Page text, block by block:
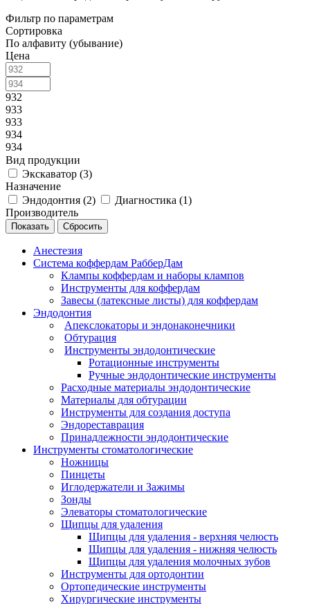
Фильтр по параметрам
Сортировка
По алфавиту (убывание)
Цена
932
933
933
934
934
Вид продукции
Экскаватор (3)
Назначение
Эндодонтия (2) Диагностика (1)
Производитель
Сбросить
Анестезия
Система коффердам РабберДам
Клампы коффердам и наборы клампов
Инструменты для коффердам
Завесы (латексные листы) для коффердам
Эндодонтия
Апекслокаторы и эндонаконечники
Обтурация
Инструменты эндодонтические
Ротационные инструменты
Ручные эндодонтические инструменты
Расходные материалы эндодонтические
Материалы для обтурации
Инструменты для создания доступа
Эндореставрация
Принадлежности эндодонтические
Инструменты стоматологические
Ножницы
Пинцеты
Иглодержатели и Зажимы
Зонды
Элеваторы стоматологические
Щипцы для удаления
Щипцы для удаления - верхняя челюсть
Щипцы для удаления - нижняя челюсть
Щипцы для удаления молочных зубов
Инструменты для ортодонтии
Ортопедические инструменты
Хирургические инструменты